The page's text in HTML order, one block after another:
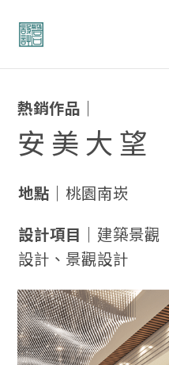
熱銷作品｜
安 美 大 望
地點｜ 桃園南崁
設計項目｜ 建築景觀
設計、景觀設計